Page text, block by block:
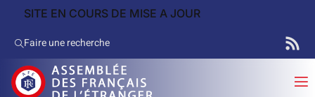
SITE EN COURS DE MISE A JOUR
Faire une recherche